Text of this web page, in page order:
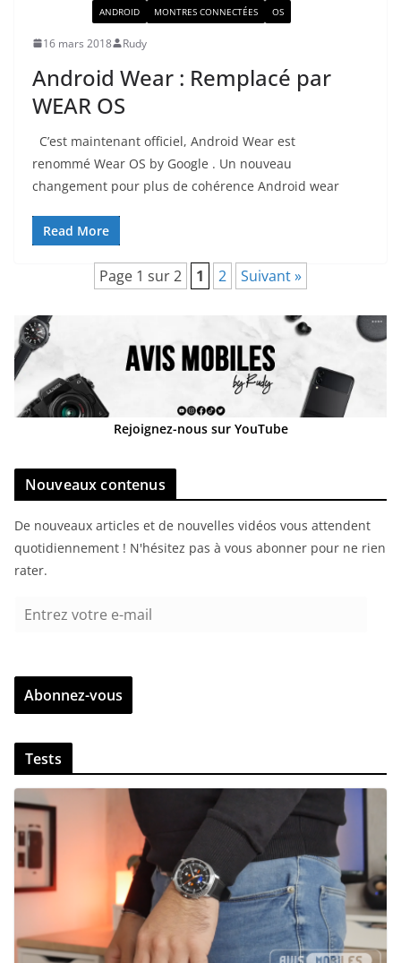
ANDROID MONTRES CONNECTÉES OS
16 mars 2018 Rudy
Android Wear : Remplacé par
WEAR OS
C’est maintenant officiel, Android Wear est
renommé Wear OS by Google . Un nouveau
changement pour plus de cohérence Android wear
Read More
Page 1 sur 2 1 2 Suivant »
Rejoignez-nous sur YouTube
Nouveaux contenus
De nouveaux articles et de nouvelles vidéos vous attendent
quotidiennement ! N'hésitez pas à vous abonner pour ne rien
rater.
r
z
v
t
r
e
e
m
i
Abonnez-vous
Tests